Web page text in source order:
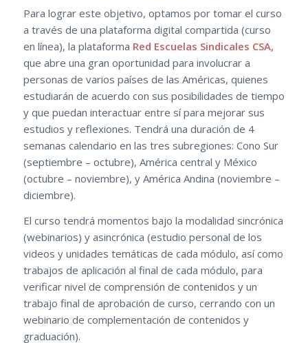
Para lograr este objetivo, optamos por tomar el curso
a través de una plataforma digital compartida (curso
en línea), la plataforma Red Escuelas Sindicales CSA,
que abre una gran oportunidad para involucrar a
personas de varios países de las Américas, quienes
estudiarán de acuerdo con sus posibilidades de tiempo
y que puedan interactuar entre sí para mejorar sus
estudios y reflexiones. Tendrá una duración de 4
semanas calendario en las tres subregiones: Cono Sur
(septiembre – octubre), América central y México
(octubre – noviembre), y América Andina (noviembre –
diciembre).
El curso tendrá momentos bajo la modalidad sincrónica
(webinarios) y asincrónica (estudio personal de los
videos y unidades temáticas de cada módulo, así como
trabajos de aplicación al final de cada módulo, para
verificar nivel de comprensión de contenidos y un
trabajo final de aprobación de curso, cerrando con un
webinario de complementación de contenidos y
graduación).